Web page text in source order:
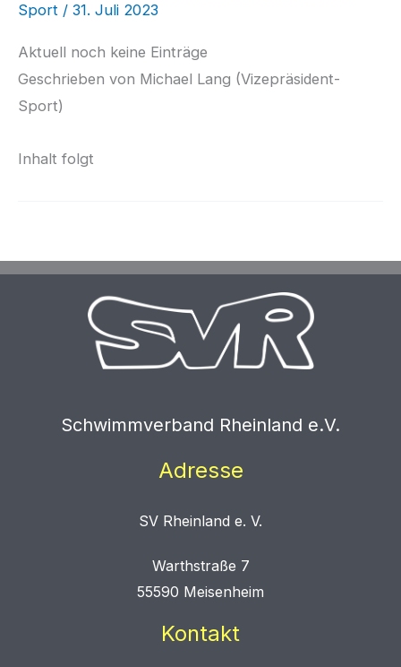
Sport / 31. Juli 2023
Aktuell noch keine Einträge
Geschrieben von Michael Lang (Vizepräsident-
Sport)
Inhalt folgt
Schwimmverband Rheinland e.V.
Adresse
SV Rheinland e. V.
Warthstraße 7
55590 Meisenheim
Kontakt